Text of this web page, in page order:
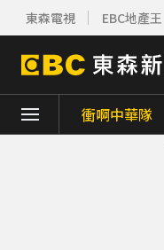
東森電視 EBC地產王
衝啊中華隊